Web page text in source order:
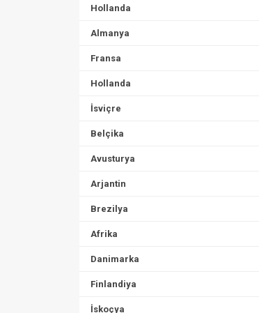
Hollanda
Almanya
Fransa
Hollanda
İsviçre
Belçika
Avusturya
Arjantin
Brezilya
Afrika
Danimarka
Finlandiya
İskoçya